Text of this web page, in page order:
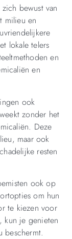
bewust van
milieu en
lokale telers
en
en
ook
zonder het
Deze
maar ook
resten
ook op
om hun
te kiezen voor
kun je genieten
beschermt.